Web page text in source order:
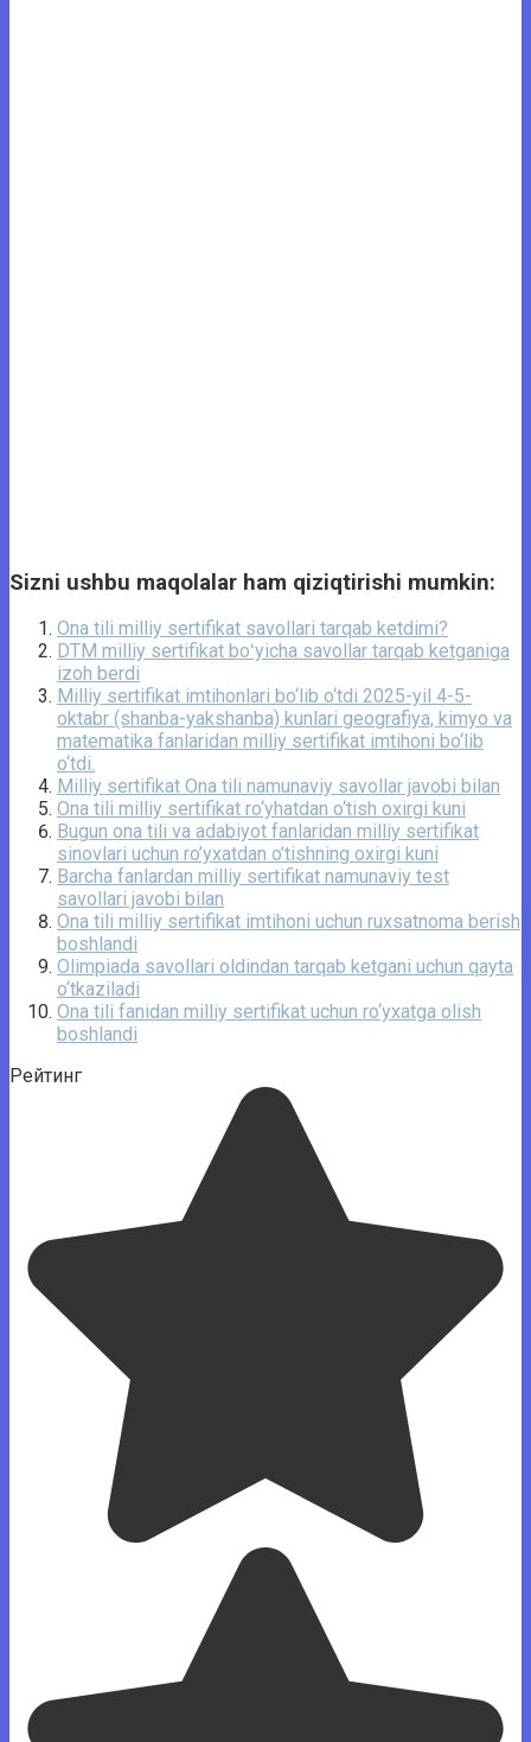
Sizni ushbu maqolalar ham qiziqtirishi mumkin:
Ona tili milliy sertifikat savollari tarqab ketdimi?
DTM milliy sertifikat boʻyicha savollar tarqab ketganiga
izoh berdi
Milliy sertifikat imtihonlari bo‘lib o‘tdi 2025-yil 4-5-
oktabr (shanba-yakshanba) kunlari geografiya, kimyo va
matematika fanlaridan milliy sertifikat imtihoni bo‘lib
o‘tdi.
Milliy sertifikat Ona tili namunaviy savollar javobi bilan
Ona tili milliy sertifikat ro‘yhatdan o‘tish oxirgi kuni
Bugun ona tili va adabiyot fanlaridan milliy sertifikat
sinovlari uchun ro’yxatdan o’tishning oxirgi kuni
Barcha fanlardan milliy sertifikat namunaviy test
savollari javobi bilan
Ona tili milliy sertifikat imtihoni uchun ruxsatnoma berish
boshlandi
Olimpiada savollari oldindan tarqab ketgani uchun qayta
o‘tkaziladi
Ona tili fanidan milliy sertifikat uchun ro‘yxatga olish
boshlandi
Рейтинг